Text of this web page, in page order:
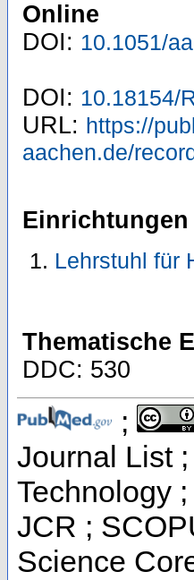
Online
DOI: 10.1051/
DOI: 10.18154/
URL: https://
aachen.de/
Einrichtungen
Lehrstuhl für
Thematische
DDC: 530
;
Journal List
Technology
JCR ;
Science